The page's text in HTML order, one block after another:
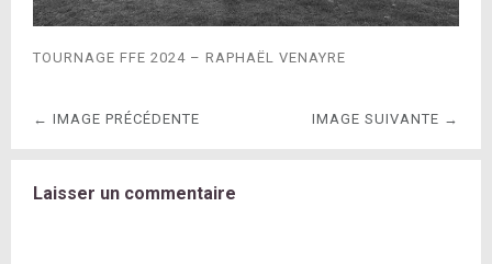
TOURNAGE FFE 2024 – RAPHAËL VENAYRE
← IMAGE PRÉCÉDENTE IMAGE SUIVANTE →
Laisser un commentaire